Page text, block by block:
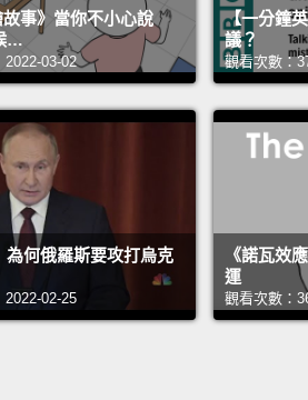
故事》當你不小心說
…
03-02
【一分鐘
議？
觀看次數：
為何俄羅斯要攻打烏克
02-25
《諾瓦效
運
觀看次數：